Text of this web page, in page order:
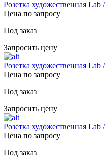
Розетка художественная Lab
Цена по запросу
Под заказ
Запросить цену
Розетка художественная
Цена по запросу
Под заказ
Запросить цену
Розетка художественная
Цена по запросу
Под заказ